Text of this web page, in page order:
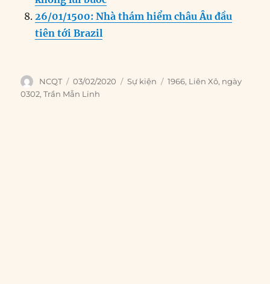
26/01/1500: Nhà thám hiểm châu Âu đầu
tiên tới Brazil
Author
NCQT
Posted
on
03/02/2020 Categories
Sự kiện Tags
1966, Liên Xô, ngày
0302,Trần Mẫn Linh